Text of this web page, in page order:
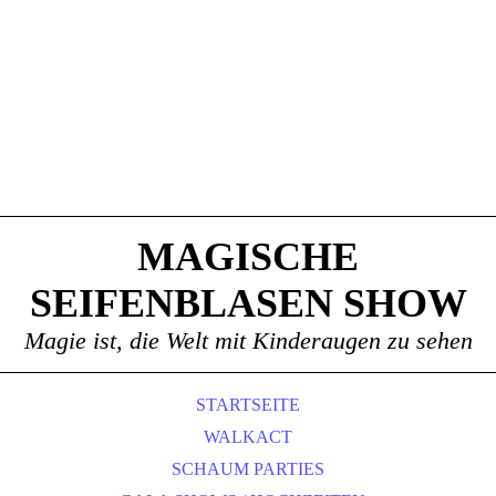
MAGISCHE
SEIFENBLASEN SHOW
Magie ist, die Welt mit Kinderaugen zu sehen
STARTSEITE
WALKACT
SCHAUM PARTIES